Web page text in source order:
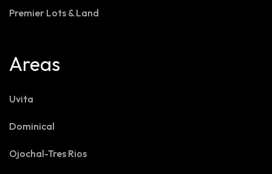
Premier Lots & Land
Areas
Uvita
Dominical
Ojochal-Tres Rios